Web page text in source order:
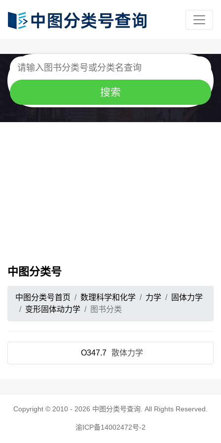
中图分类号
中图分类号首页 数理科学和化学 力学
固体力学
变形固体动力学
图书分类
O347.7 散体力学
Copyright © 2010 - 2026 中图分类号查询 . All Rights Reserved.
渝ICP备14002472号-2